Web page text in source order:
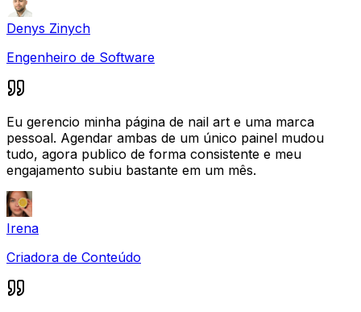
Denys Zinych
Engenheiro de Software
Eu gerencio minha página de nail art e uma marca
pessoal. Agendar ambas de um único painel mudou
tudo, agora publico de forma consistente e meu
engajamento subiu bastante em um mês.
Irena
Criadora de Conteúdo